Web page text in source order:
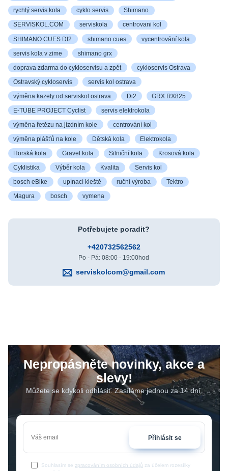
rychlý servis kola cyklo servis Shimano
SERVISKOL.COM serviskola centrovani kol
SHIMANO CUES DI2 shimano cues vycentrování kola
servis kola v zime shimano grx
doprava zdarma do cykloservisu a zpět cykloservis Ostrava
Ostravský cykloservis servis kol ostrava
výměna kazety od serviskol ostrava Di2 GRX RX825
E-TUBE PROJECT Cyclist servis elektrokola
výměna řetězu na jízdním kole centrování kol
výměna plášťů na kole Dětská kola Elektrokola
Horská kola Gravel kola Silniční kola Krosová kola
Cyklistika Výběr kola Kvalita Servis kol
bosch eBike upínací kleště ruční výroba Tektro
Magura bosch vymena
Potřebujete poradit?
+420732562562
Po - Pá: 08:00 - 19:00hod
serviskolcom@gmail.com
Nepropásněte novinky, akce a
slevy!
Můžete se kdykoli odhlásit. Zasíláme jednou za 14 dní.
Přihlásit se
Souhlasím se zpracováním osobních údajů za účelem rozesílky